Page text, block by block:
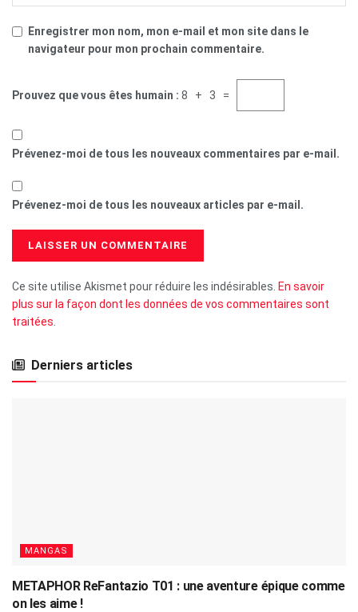
Enregistrer mon nom, mon e-mail et mon site dans le
navigateur pour mon prochain commentaire.
Prouvez que vous êtes humain : 8 + 3 =
Prévenez-moi de tous les nouveaux commentaires par e-mail.
Prévenez-moi de tous les nouveaux articles par e-mail.
Ce site utilise Akismet pour réduire les indésirables. En savoir
plus sur la façon dont les données de vos commentaires sont
traitées
Derniers articles
MANGAS
METAPHOR ReFantazio T01 : une aventure épique comme
on les aime !